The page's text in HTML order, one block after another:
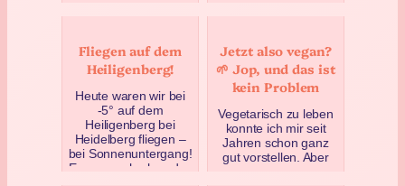
Jetzt also vegan?
🌱 Jop, und das ist
kein Problem
Vegetarisch zu leben
konnte ich mir seit
Jahren schon ganz
gut vorstellen. Aber
erstmal…
April 20, 2019
Februar 10, 2018
Fliegen auf dem
Heiligenberg!
Heute waren wir bei
-5° auf dem
Heiligenberg bei
Heidelberg fliegen –
bei Sonnenuntergang!
Es war auch ohne das